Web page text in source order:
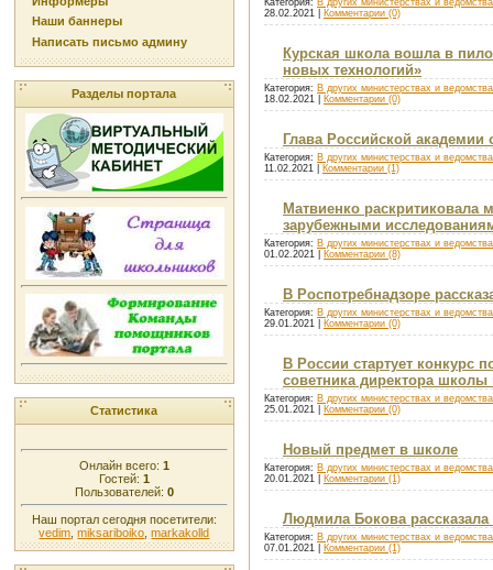
Наши баннеры
Написать письмо админу
Разделы портала
Статистика
Онлайн всего: 1
Гостей: 1
Пользователей: 0
Наш портал сегодня посетители:
vedim ,miksariboiko ,markakolld
Категория: В других министерствах и
28.02.2021
Комментарии (0)
Курская школа вошла в
новых технологий»
Категория: В других министерствах и
18.02.2021
Комментарии (0)
Глава Российской академии
Категория: В других министерствах и
11.02.2021
Комментарии (1)
Матвиенко раскритиковала
зарубежными
Категория: В других министерствах и
01.02.2021
Комментарии (8)
В Роспотребнадзоре
Категория: В других министерствах и
29.01.2021
Комментарии (0)
В России стартует конкурс
советника директора школы
Категория: В других министерствах и
25.01.2021
Комментарии (0)
Новый предмет в школе
Категория: В других министерствах и
20.01.2021
Комментарии (1)
Людмила Бокова
Категория: В других министерствах и
07.01.2021
Комментарии (1)